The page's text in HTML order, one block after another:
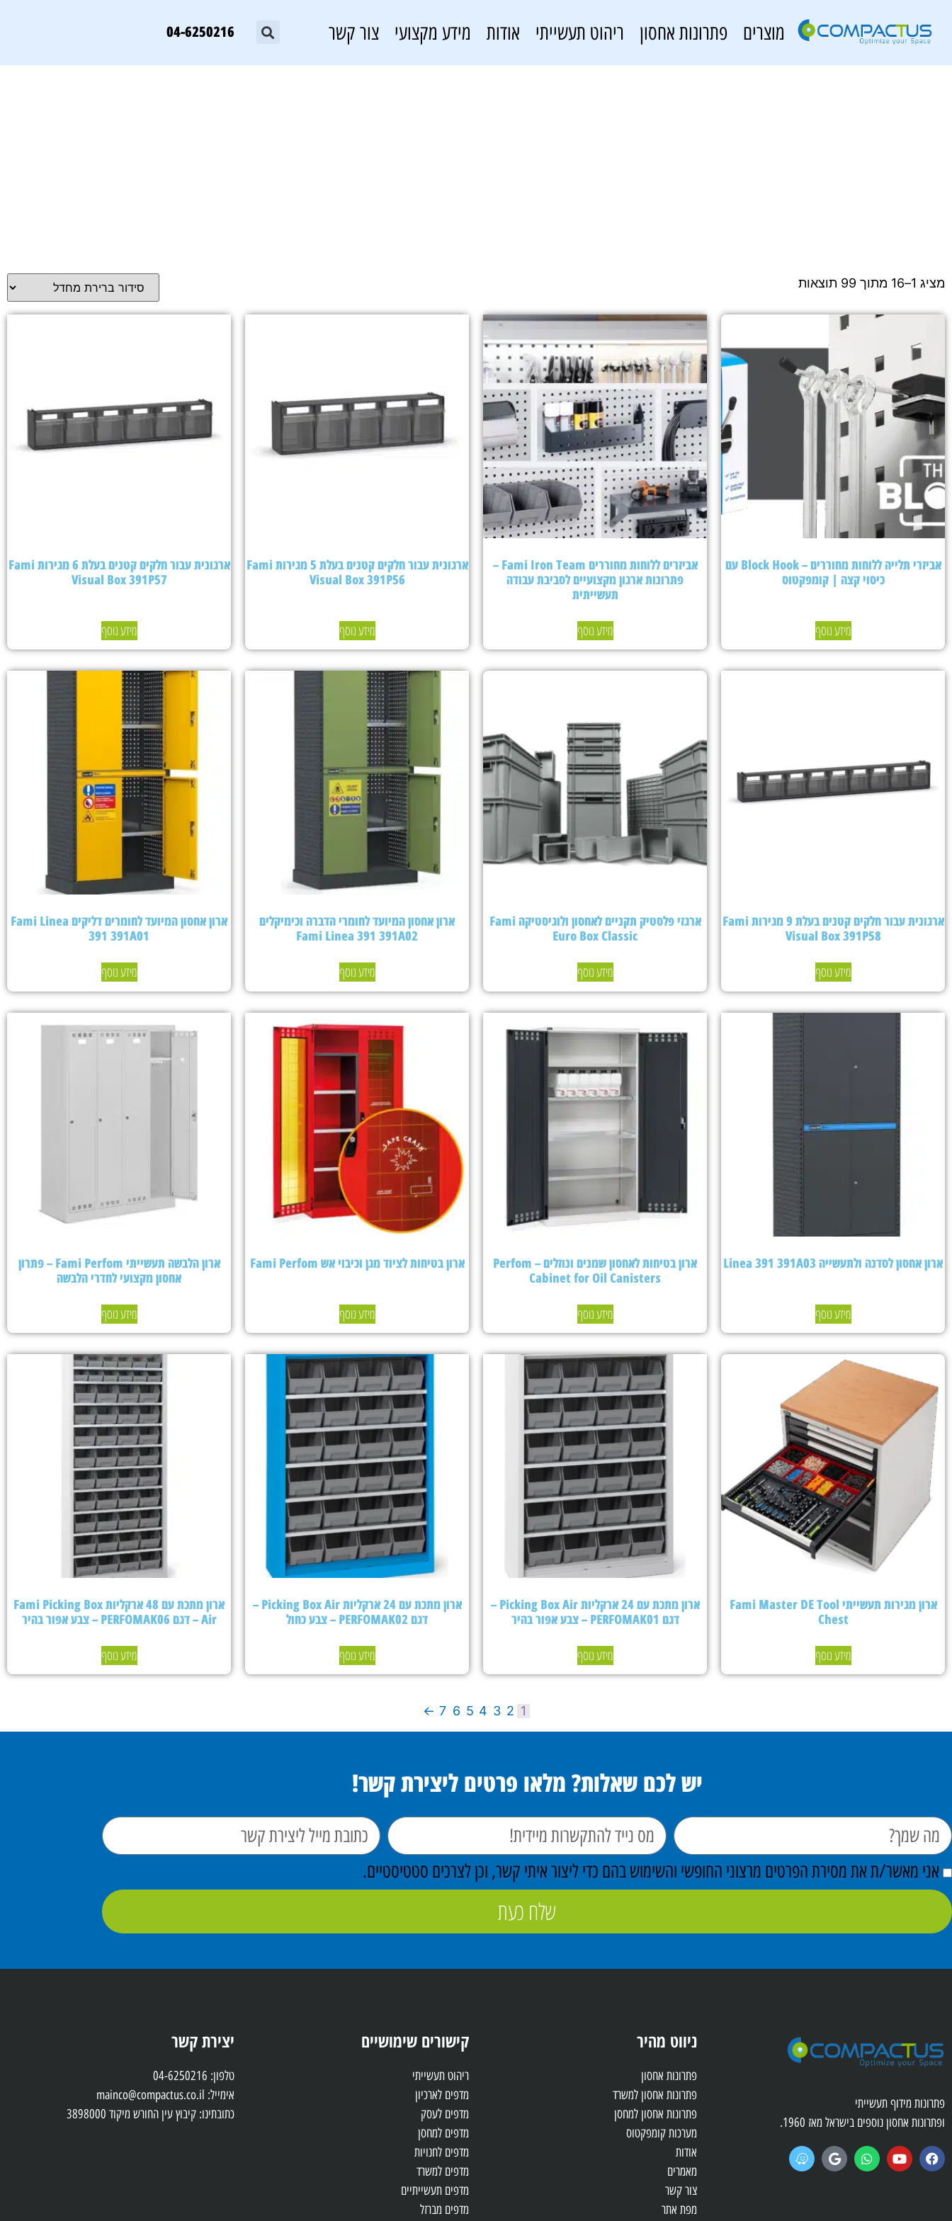
מוצרים פתרונות אחסון ריהוט תעשייתי אודות מידע מקצועי צור קשר 04-6250216
מציג 1–16 מתוך 99 תוצאות
אביזרי תלייה ללוחות מחוררים – Block Hook עם
כיסוי קצה | קומפקטוס
מידע נוסף
אביזרים ללוחות מחוררים Fami Iron Team –
פתרונות ארגון מקצועיים לסביבת עבודה
תעשייתית
מידע נוסף
ארגונית עבור חלקים קטנים בעלת 5 מגירות Fami
Visual Box 391P56
מידע נוסף
ארגונית עבור חלקים קטנים בעלת 6 מגירות Fami
Visual Box 391P57
מידע נוסף
ארגונית עבור חלקים קטנים בעלת 9 מגירות Fami
Visual Box 391P58
מידע נוסף
ארגזי פלסטיק תקניים לאחסון ולוגיסטיקה Fami
Euro Box Classic
מידע נוסף
ארון אחסון המיועד לחומרי הדברה וכימיקלים
Fami Linea 391 391A02
מידע נוסף
ארון אחסון המיועד לחומרים דליקים Fami Linea
391 391A01
מידע נוסף
ארון אחסון לסדנה ולתעשייה Linea 391 391A03
מידע נוסף
ארון בטיחות לאחסון שמנים ונוזלים – Perfom
Cabinet for Oil Canisters
מידע נוסף
ארון בטיחות לציוד מגן וכיבוי אש Fami Perfom
מידע נוסף
ארון הלבשה תעשייתי Fami Perfom – פתרון
אחסון מקצועי לחדרי הלבשה
מידע נוסף
ארון מגירות תעשייתי Fami Master DE Tool
Chest
מידע נוסף
ארון מתכת עם 24 ארקליות Picking Box Air –
דגם PERFOMAK01 – צבע אפור בהיר
מידע נוסף
ארון מתכת עם 24 ארקליות Picking Box Air –
דגם PERFOMAK02 – צבע כחול
מידע נוסף
ארון מתכת עם 48 ארקליות Fami Picking Box
Air – דגם PERFOMAK06 – צבע אפור בהיר
מידע נוסף
1
2
3
4
5
6
7
←
יש לכם שאלות? מלאו פרטים ליצירת קשר!
אני מאשר/ת את מסירת הפרטים מרצוני החופשי והשימוש בהם כדי ליצור איתי קשר, וכן לצרכים סטטיסטיים.
שלח כעת
פתרונות מידוף תעשייתי
ופתרונות אחסון נוספים בישראל מאז 1960.
ניווט מהיר
פתרונות אחסון
פתרונות אחסון למשרד
פתרונות אחסון למחסן
מערכות קומפקטוס
אודות
מאמרים
צור קשר
מפת אתר
קישורים שימושיים
ריהוט תעשייתי
מדפים לארכיון
מדפים לעסק
מדפים למחסן
מדפים לחנויות
מדפים למשרד
מדפים תעשייתיים
מדפים מברזל
יצירת קשר
טלפון: 04-6250216
אימייל: mainco@compactus.co.il
כתובתינו: קיבוץ עין החורש מיקוד 3898000